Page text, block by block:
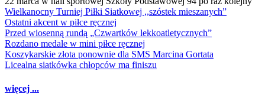
Wielkanocny Turniej Piłki Siatkowej ,,szóstek mieszanych”
Ostatni akcent w piłce ręcznej
Przed wiosenną rundą „Czwartków lekkoatletycznych”
Rozdano medale w mini piłce ręcznej
Koszykarskie złota ponownie dla SMS Marcina Gortata
Licealna siatkówka chłopców ma finiszu
więcej ...